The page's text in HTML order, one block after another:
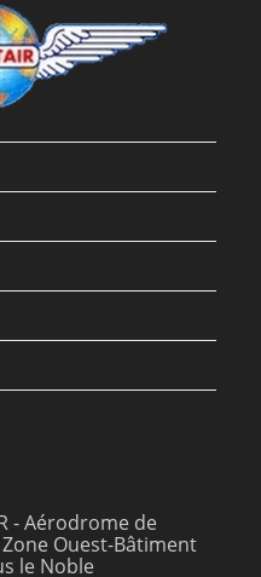
- Aérodrome de
Ouest-Bâtiment
le Noble